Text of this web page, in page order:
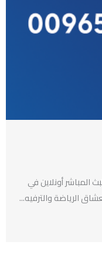
المباشر أونلاين في
الرياضة والترفيه...